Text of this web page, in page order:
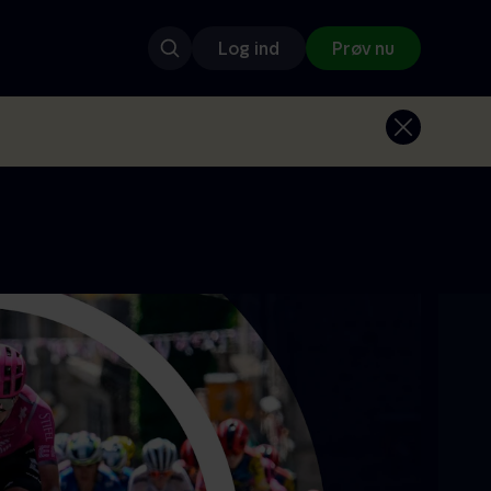
Log ind Prøv nu